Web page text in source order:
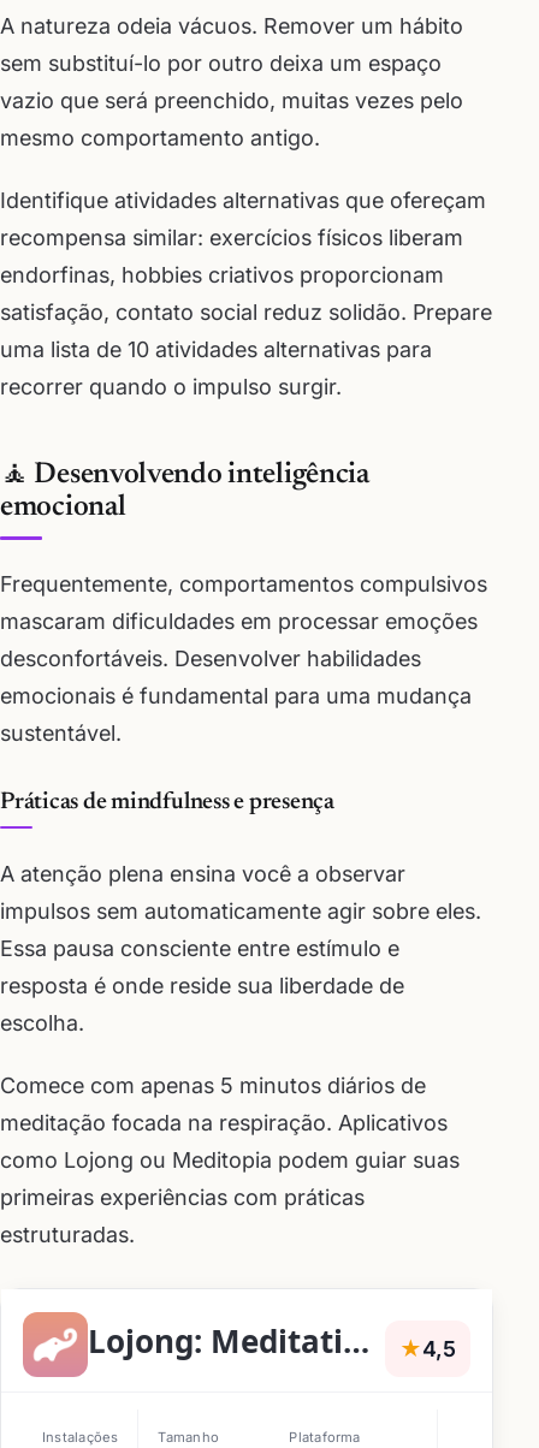
A natureza odeia vácuos. Remover um hábito
sem substituí-lo por outro deixa um espaço
vazio que será preenchido, muitas vezes pelo
mesmo comportamento antigo.
Identifique atividades alternativas que ofereçam
recompensa similar: exercícios físicos liberam
endorfinas, hobbies criativos proporcionam
satisfação, contato social reduz solidão. Prepare
uma lista de 10 atividades alternativas para
recorrer quando o impulso surgir.
🧘 Desenvolvendo inteligência
emocional
Frequentemente, comportamentos compulsivos
mascaram dificuldades em processar emoções
desconfortáveis. Desenvolver habilidades
emocionais é fundamental para uma mudança
sustentável.
Práticas de mindfulness e presença
A atenção plena ensina você a observar
impulsos sem automaticamente agir sobre eles.
Essa pausa consciente entre estímulo e
resposta é onde reside sua liberdade de
escolha.
Comece com apenas 5 minutos diários de
meditação focada na respiração. Aplicativos
como Lojong ou Meditopia podem guiar suas
primeiras experiências com práticas
estruturadas.
Lojong: Meditation & Sleep ★4,5
Instalações Tamanho Plataforma